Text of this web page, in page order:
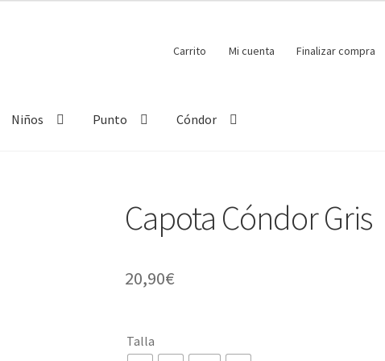
Carrito Mi cuenta Finalizar compra
Niños Punto Cóndor
Capota Cóndor Gris
20,90€
Talla